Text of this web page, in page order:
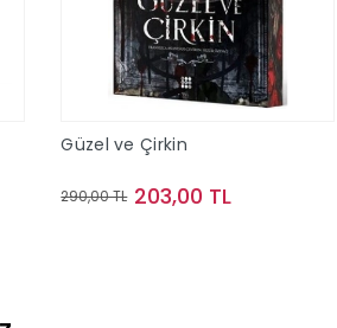
Güzel ve Çirkin
290,00 TL 203,00 TL